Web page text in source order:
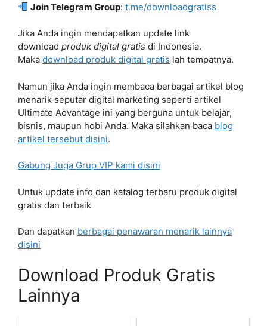
Join Telegram Group:t.me/downloadgratiss
Jika Anda ingin mendapatkan update link
download produk digital gratis di Indonesia.
Maka download produk digital gratis lah tempatnya.
Namun jika Anda ingin membaca berbagai artikel blog
menarik seputar digital marketing seperti artikel
Ultimate Advantage ini yang berguna untuk belajar,
bisnis, maupun hobi Anda. Maka silahkan baca blog
artikel tersebut disini.
Gabung Juga Grup VIP kami disini
Untuk update info dan katalog terbaru produk digital
gratis dan terbaik
Dan dapatkan berbagai penawaran menarik lainnya
disini
Download Produk Gratis
Lainnya